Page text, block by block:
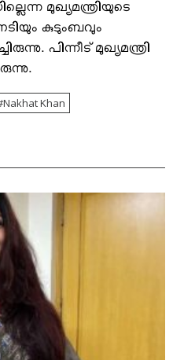
മുഖ്യമന്ത്രിയുടെ
കുടുംബവും
പിന്നീട് മുഖ്യമന്ത്രി
Nakhat Khan